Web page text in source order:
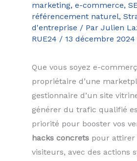
marketing, e-commerce,
référencement naturel,
d'entreprise / Par Julien
RUE24 / 13 décembre 2024
Que vous soyez e-
propriétaire d’une
gestionnaire d’un site
générer du trafic qualifié
priorité pour booster vos
hacks concrets pour attirer
visiteurs, avec des actions